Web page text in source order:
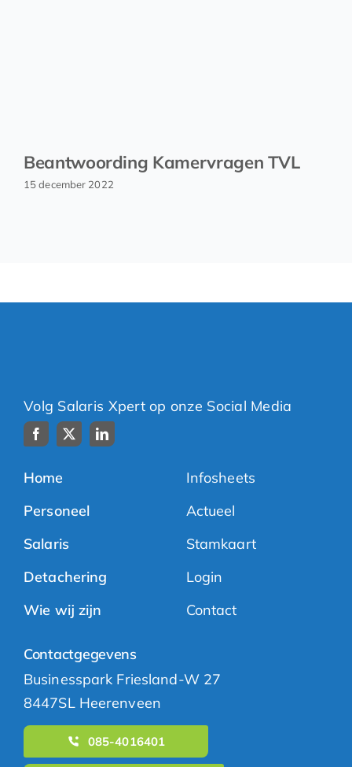
Beantwoording Kamervragen TVL
15 december 2022
Volg Salaris Xpert op onze Social Media
Home
Personeel
Salaris
Detachering
Wie wij zijn
Infosheets
Actueel
Stamkaart
Login
Contact
Contactgegevens
Businesspark Friesland-W 27
8447SL Heerenveen
085-4016401